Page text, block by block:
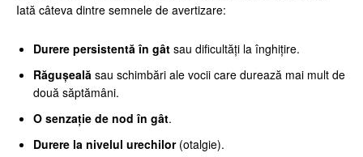
Iată câteva dintre semnele de avertizare:
Durere persistentă în gât sau dificultăți la înghițire.
Răgușeală sau schimbări ale vocii care durează mai mult de
două săptămâni.
O senzație de nod în gât.
Durere la nivelul urechilor(otalgie).